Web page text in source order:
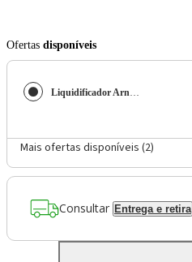
Ofertas disponíveis
Liquidificador Arno Power Mix Essential LQ19 700W Jarra 2,4L 3 Velocidades Preto
Mais ofertas disponíveis (2)
Consultar Entrega e retira